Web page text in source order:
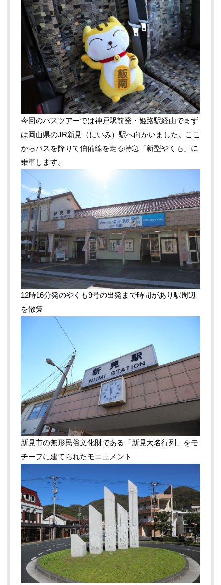
今回のバスツアーでは神戸駅前発・姫路駅経由でまず
は岡山県のJR新見（にいみ）駅へ向かいました。ここ
からバスを降りて伯備線を走る特急「新型やくも」に
乗車します。
12時16分発のやくも9号の出発まで時間があり駅周辺
を散策
新見市の無形民俗文化財である「新見大名行列」をモ
チーフに建てられたモニュメント